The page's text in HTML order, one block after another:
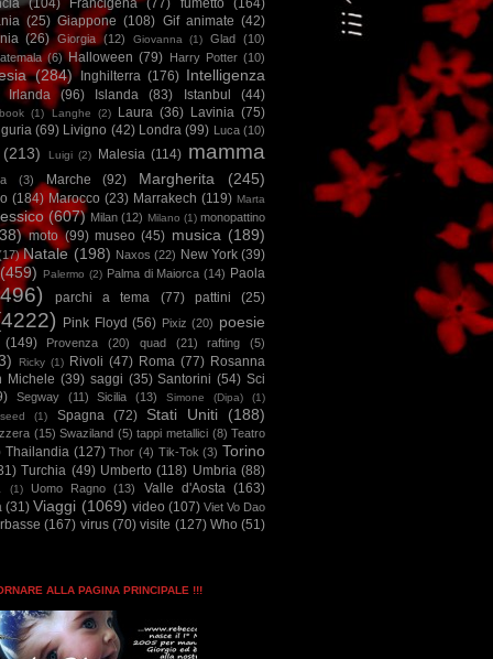
(104) Francigena (77) fumetto
(164)
(25) Giappone (108) Gif animate (42)
(26) Giorgia (12) Giovanna (1) Glad (10)
(6) Halloween (79) Harry Potter (10)
(284) Inghilterra (176) Intelligenza
Irlanda (96) Islanda (83) Istanbul (44)
(1) Langhe (2) Laura (36) Lavinia (75)
(69) Livigno (42) Londra (99) Luca (10)
(213) Luigi (2) Malesia (114) mamma
(3) Marche (92) Margherita (245)
(184) Marocco (23) Marrakech (119) Marta
(607) Milan (12) Milano (1) monopattino
moto (99) museo (45) musica (189)
Natale (198) Naxos (22) New York (39)
(459) Palermo (2) Palma di Maiorca (14) Paola
parchi a tema (77) pattini (25)
Pink Floyd (56) Pixiz (20) poesie
(149) Provenza (20) quad (21) rafting (5)
Ricky (1) Rivoli (47) Roma (77) Rosanna
Michele (39) saggi (35) Santorini (54) Sci
Segway (11) Sicilia (13) Simone (Dipa)
(1)
(1) Spagna (72) Stati Uniti (188)
(15) Swaziland (5) tappi metallici (8) Teatro
Thailandia (127) Thor (4) Tik-Tok (3) Torino
Turchia (49) Umberto (118) Umbria (88)
(1) Uomo Ragno (13) Valle d'Aosta (163)
(31) Viaggi (1069) video (107) Viet Vo Dao
(167) virus (70) visite (127) Who (51)
ALLA PAGINA PRINCIPALE !!!